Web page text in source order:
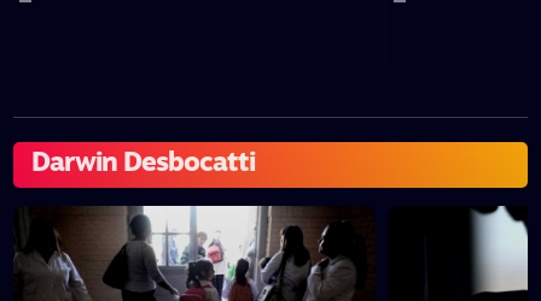
Darwin Desbocatti